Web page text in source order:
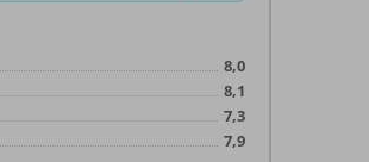
8,0
8,1
7,3
7,9